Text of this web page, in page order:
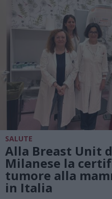
SALUTE
Alla Breast Unit
Milanese la
tumore alla
in Italia